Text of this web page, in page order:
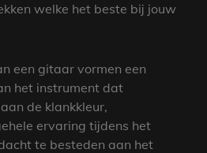
welke het beste bij jouw
een gitaar vormen een
het instrument dat
de klankkleur,
ervaring tijdens het
te besteden aan het